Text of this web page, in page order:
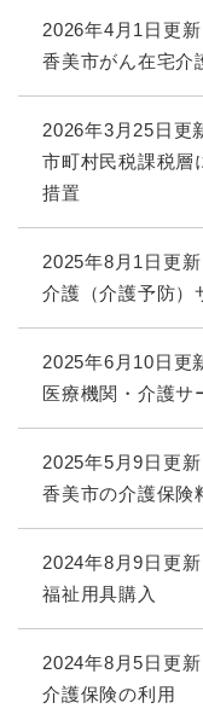
2026年4月1日更新
香美市がん在宅介
2026年3月25日更
市町村民税課税層
措置
2025年8月1日更新
介護（介護予防）
2025年6月10日更
医療機関・介護サ
2025年5月9日更新
香美市の介護保険
2024年8月9日更新
福祉用具購入
2024年8月5日更新
介護保険の利用